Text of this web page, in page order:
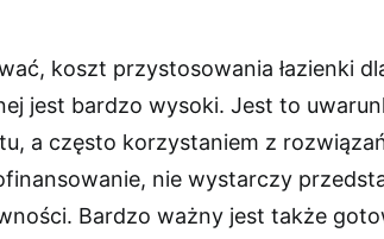
koszt przystosowania łazienki
jest bardzo wysoki. Jest to
a często korzystaniem z
nie wystarczy
Bardzo ważny jest także